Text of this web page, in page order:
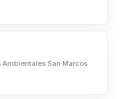
San Marcos